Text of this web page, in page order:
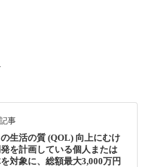
事
生活の質 (QOL) 向上にむけ
を計画している個人または
対象に、総額最大3,000万円